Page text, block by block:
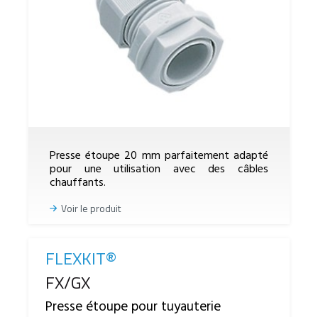
Presse étoupe 20 mm parfaitement adapté
pour une utilisation avec des câbles
chauffants.
Voir le produit
FLEXKIT®
Reference
FX/GX
Presse étoupe pour tuyauterie